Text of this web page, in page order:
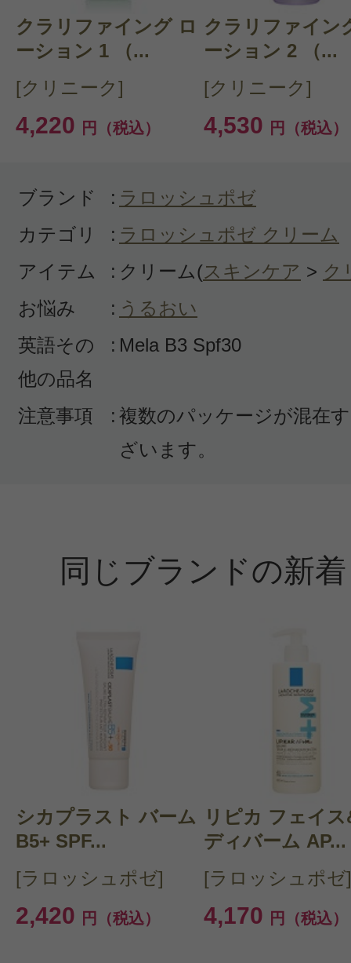
CT 会員様は、マイページの「購
らクチコミ投稿すると1 商品に
ントプレゼント！
クラリファイング ロ
ーション 1 （...
[クリニーク]
4,220 円（税込）
クラリファイン
ーション 2 （...
[クリニーク]
4,530 円（税込）
ブランド : ラロッシュポゼ
カテゴリ
: ラロッシュポゼ クリーム
アイテム
: クリーム(スキンケア > ク
お悩み
: うるおい
英語その
他の品名
: Mela B3 Spf30
注意事項 : 複数のパッケージが混在
ざいます。
同じブランドの新
シカプラスト バーム
B5+ SPF...
[ラロッシュポゼ]
2,420 円（税込）
リピカ フェイ
ディバーム AP...
[ラロッシュポゼ]
4,170 円（税込）